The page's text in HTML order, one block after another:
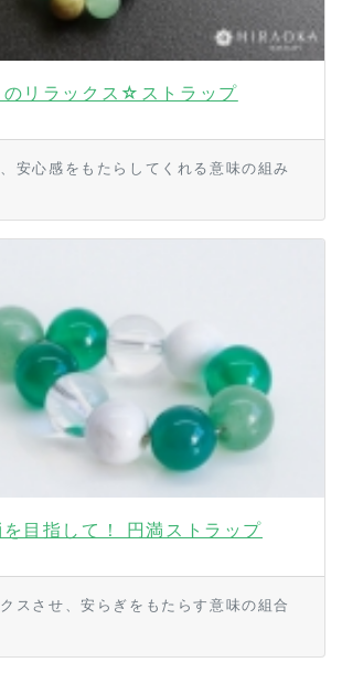
のリラックス☆ストラップ
安心感をもたらしてくれる意味の組み
目指して！ 円満ストラップ
スさせ、安らぎをもたらす意味の組合